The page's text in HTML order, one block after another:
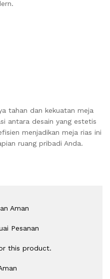
tahan dan kekuatan meja
antara desain yang estetis
menjadikan meja rias ini
ruang pribadi Anda.
Aman
Pesanan
this product.